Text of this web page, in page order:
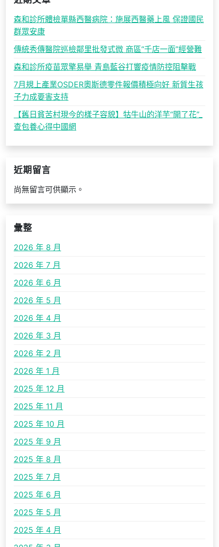
森和診所體檢單縣西醫病院：施展西醫藥上風 保證國民
群眾安康
傳統秀傳醫院巡檢鄰里批發式微 商區“千店一面”經營難
森和診所疫苗眾擎易舉 青島藍谷打響疫情防控阻擊戰
7月規上產業OSDER奧斯德零件報價積極向好 新質生孩
子力成要害支持
【舊日貧苦村現今的樣子容貌】牯牛山的洋芋“開了花”_
查包養心得中國網
近期留言
尚無留言可供顯示。
彙整
2026 年 8 月
2026 年 7 月
2026 年 6 月
2026 年 5 月
2026 年 4 月
2026 年 3 月
2026 年 2 月
2026 年 1 月
2025 年 12 月
2025 年 11 月
2025 年 10 月
2025 年 9 月
2025 年 8 月
2025 年 7 月
2025 年 6 月
2025 年 5 月
2025 年 4 月